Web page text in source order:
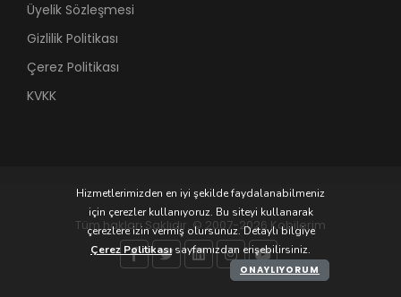
Üyelik Sözleşmesi
Gizlilik Politikası
Çerez Politikası
KVKK
Tüm hakları Saklıdır. © 2007-2026 Kobilerim
Hizmetlerimizden en iyi şekilde faydalanabilmeniz
için çerezler kullanıyoruz. Bu siteyi kullanarak
çerezlere izin vermiş olursunuz. Detaylı bilgiye
Çerez Politikasısayfamızdan erişebilirsiniz.
ONAYLIYORUM